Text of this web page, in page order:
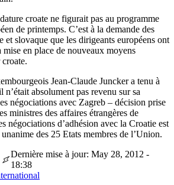
croate ne figurait pas au programme
de printemps. C’est à la demande des
et slovaque que les dirigeants européens ont
en place de nouveaux moyens
Jean-Claude Juncker a tenu à
absolument pas revenu sur sa
négociations avec Zagreb – décision prise
ministres des affaires étrangères de
négociations d’adhésion avec la Croatie est
des 25 Etats membres de l’Union.
Dernière mise à jour: May 28, 2012 -
18:38